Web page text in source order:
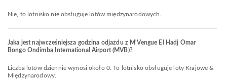
Nie, to lotnisko nie obsługuje lotów międzynarodowych.
Jaka jest najwcześniejsza godzina odjazdu z M'Vengue El Hadj Omar
Bongo Ondimba International Airport (MVB)?
Liczba lotów dziennie wynosi około 0. To lotnisko obsługuje loty Krajowe &
Międzynarodowy.